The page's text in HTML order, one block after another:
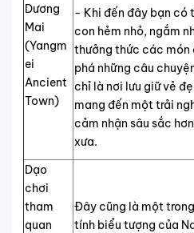
Dương
Mai
(Yangm
ei
Ancient
Town)
- Khi đến đây bạn có
con hẻm nhỏ, ngắm
thưởng thức các món
phá những câu
chỉ là nơi lưu giữ vẻ
mang đến một trải
cảm nhận sâu sắc
xưa.
Dạo
chơi
tham
quan
Đây cũng là một
tính biểu tượng của